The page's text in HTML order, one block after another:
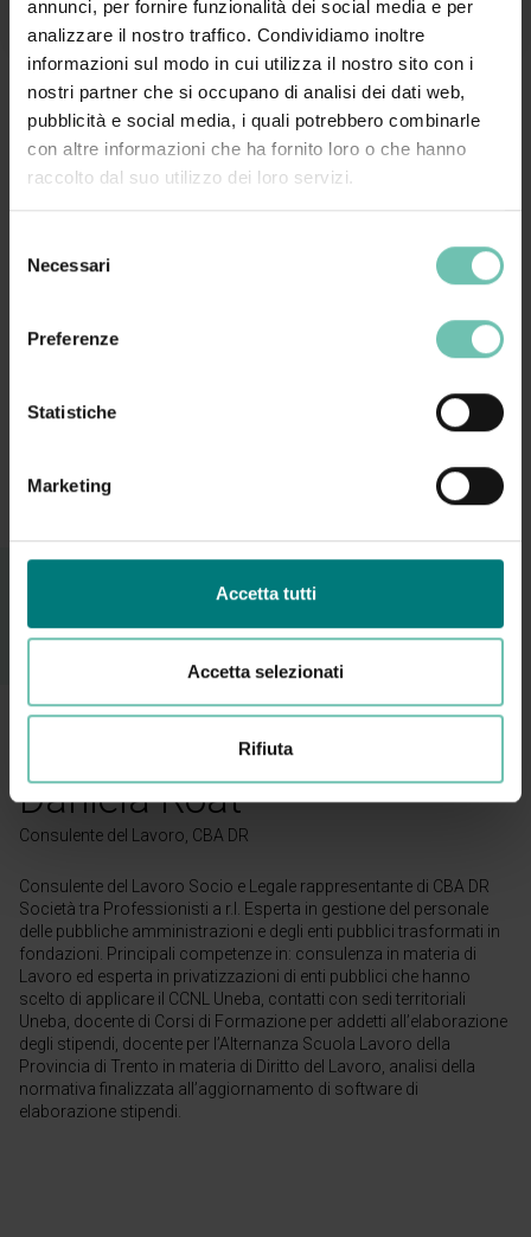
annunci, per fornire funzionalità dei social media e per
analizzare il nostro traffico. Condividiamo inoltre
informazioni sul modo in cui utilizza il nostro sito con i
nostri partner che si occupano di analisi dei dati web,
pubblicità e social media, i quali potrebbero combinarle
con altre informazioni che ha fornito loro o che hanno
raccolto dal suo utilizzo dei loro servizi.
delNecessari
Preferenze
Statistiche
Marketing
Accetta tutti
Accetta selezionati
Rifiuta
Questo corso non è più disponibile
Se sei interessato a questo corso richiedi
Richiedi informazioni
Relatore
Daniela Roat
Consulente del Lavoro, CBA DR
Consulente del Lavoro Socio e Legale rappresentante di CBA DR
Società tra Professionisti a r.l. Esperta in gestione del personale
delle pubbliche amministrazioni e degli enti pubblici trasformati in
fondazioni. Principali competenze in: consulenza in materia di
Lavoro ed esperta in privatizzazioni di enti pubblici che hanno
scelto di applicare il CCNL Uneba, contatti con sedi territoriali
Uneba, docente di Corsi di Formazione per addetti all’elaborazione
degli stipendi, docente per l’Alternanza Scuola Lavoro della
Provincia di Trento in materia di Diritto del Lavoro, analisi della
normativa finalizzata all’aggiornamento di software di
elaborazione stipendi.